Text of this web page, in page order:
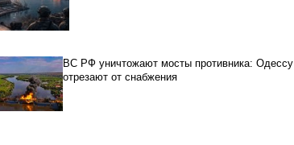
ВС РФ уничтожают мосты противника: Одессу
отрезают от снабжения